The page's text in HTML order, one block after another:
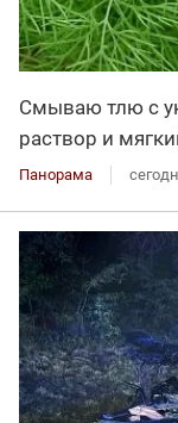
Смываю тлю с
раствор и
Панорама